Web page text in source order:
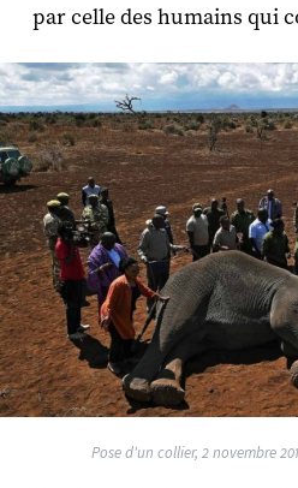
par celle des humains qui
Pose d'un collier, 2 novembre